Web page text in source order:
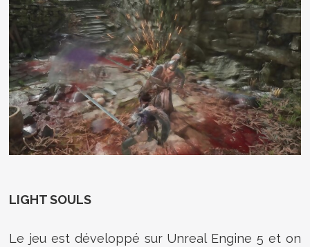
LIGHT SOULS
Le jeu est développé sur Unreal Engine 5 et on